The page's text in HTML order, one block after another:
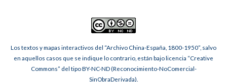
Los textos y mapas interactivos del “Archivo China-España, 1800-1950”, salvo
en aquellos casos que se indique lo contrario, están bajo licencia “Creative
Commons” del tipo BY-NC-ND (Reconocimiento-NoComercial-
SinObraDerivada).